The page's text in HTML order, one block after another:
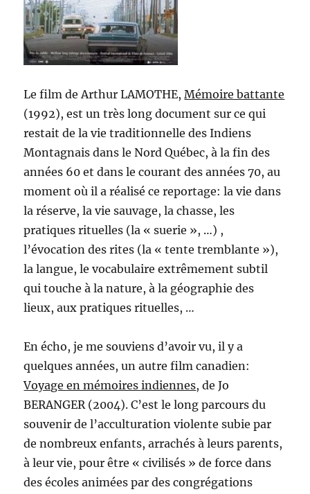
Le film de Arthur LAMOTHE,Mémoire battante
(1992), est un très long document sur ce qui
restait de la vie traditionnelle des Indiens
Montagnais dans le Nord Québec, à la fin des
années 60 et dans le courant des années 70, au
moment où il a réalisé ce reportage: la vie dans
la réserve, la vie sauvage, la chasse, les
pratiques rituelles (la « suerie », …) ,
l’évocation des rites (la « tente tremblante »),
la langue, le vocabulaire extrêmement subtil
qui touche à la nature, à la géographie des
lieux, aux pratiques rituelles, …
En écho, je me souviens d’avoir vu, il y a
quelques années, un autre film canadien:
Voyage en mémoires indiennes, de Jo
BERANGER (2004). C’est le long parcours du
souvenir de l’acculturation violente subie par
de nombreux enfants, arrachés à leurs parents,
à leur vie, pour être « civilisés » de force dans
des écoles animées par des congrégations